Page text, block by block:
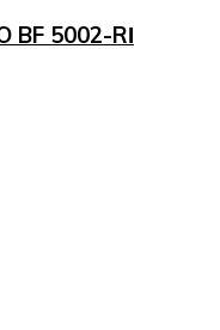
BF 5002-RІ